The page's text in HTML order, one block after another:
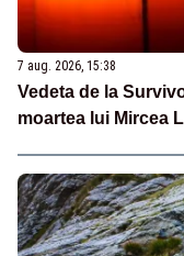
7 aug. 2026, 15:38
Vedeta de la
moartea lui Mircea